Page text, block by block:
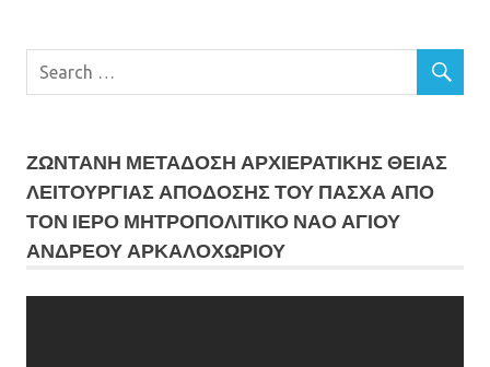
ΖΩΝΤΑΝΗ ΜΕΤΆΔΟΣΗ ΑΡΧΙΕΡΑΤΙΚΗΣ ΘΕΙΑΣ
ΛΕΙΤΟΥΡΓΙΑΣ ΑΠΟΔΟΣΗΣ ΤΟΥ ΠΑΣΧΑ ΑΠΟ
ΤΟΝ ΙΕΡΟ ΜΗΤΡΟΠΟΛΙΤΙΚΟ ΝΑΟ ΑΓΙΟΥ
ΑΝΔΡΕΟΥ ΑΡΚΑΛΟΧΩΡΙΟΥ